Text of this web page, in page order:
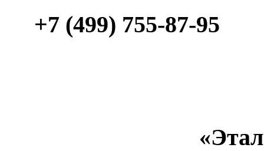
+7 (499) 755-87-95